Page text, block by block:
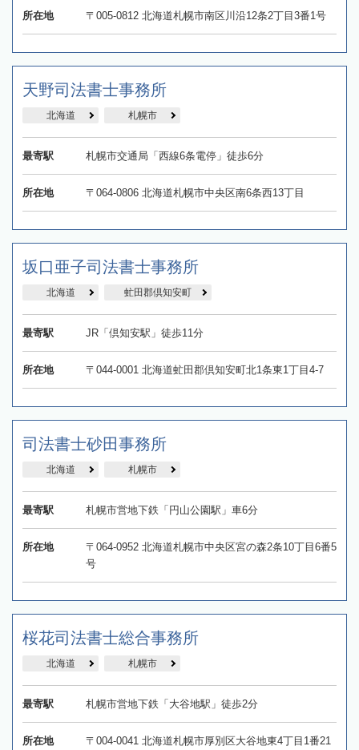
所在地 〒005-0812 北海道札幌市南区川沿12条2丁目3番1号
天野司法書士事務所
北海道 札幌市
最寄駅 札幌市交通局「西線6条電停」徒歩6分
所在地 〒064-0806 北海道札幌市中央区南6条西13丁目
坂口亜子司法書士事務所
北海道 虻田郡倶知安町
最寄駅 JR「倶知安駅」徒歩11分
所在地 〒044-0001 北海道虻田郡倶知安町北1条東1丁目4-7
司法書士砂田事務所
北海道 札幌市
最寄駅 札幌市営地下鉄「円山公園駅」車6分
所在地
〒064-0952 北海道札幌市中央区宮の森2条10丁目6番5
号
桜花司法書士総合事務所
北海道 札幌市
最寄駅 札幌市営地下鉄「大谷地駅」徒歩2分
所在地
〒004-0041 北海道札幌市厚別区大谷地東4丁目1番21